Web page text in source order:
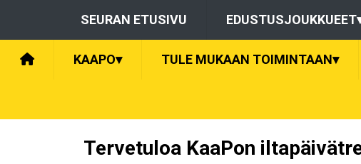
SEURAN ETUSIVU EDUSTUSJOUKKUEET
KAAPO▾ TULE MUKAAN TOIMINTAAN▾
Tervetuloa KaaPon